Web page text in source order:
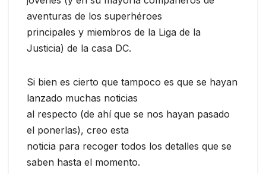
aventuras de los superhéroes
principales y miembros de la Liga de la
Justicia) de la casa DC.
Si bien es cierto que tampoco es que se hayan
lanzado muchas noticias
al respecto (de ahí que se nos hayan pasado
el ponerlas), creo esta
noticia para recoger todos los detalles que se
saben hasta el momento.